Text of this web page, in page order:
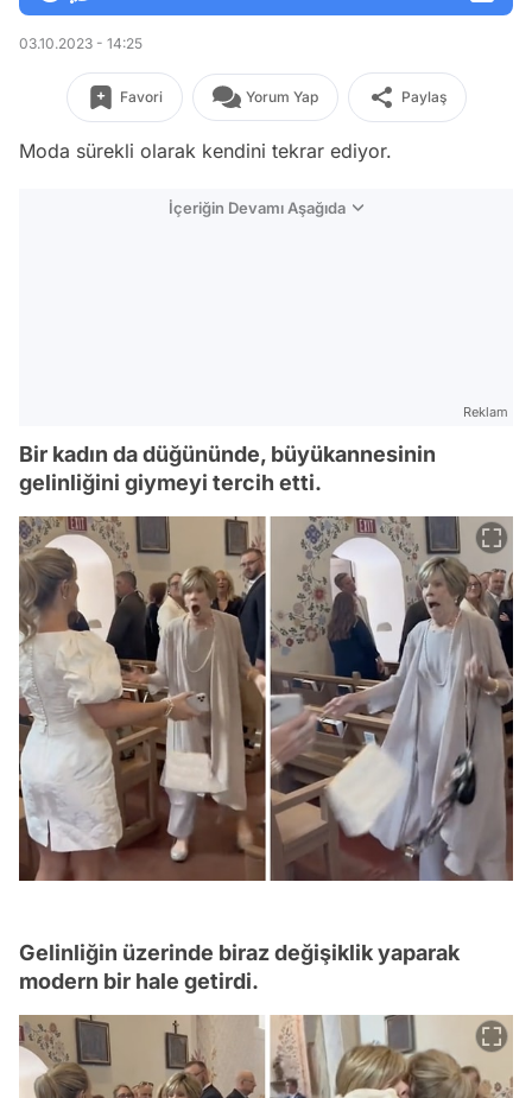
03.10.2023 - 14:25
Favori Yorum Yap Paylaş
Moda sürekli olarak kendini tekrar ediyor.
İçeriğin Devamı Aşağıda
Reklam
Bir kadın da düğününde, büyükannesinin
gelinliğini giymeyi tercih etti.
Gelinliğin üzerinde biraz değişiklik yaparak
modern bir hale getirdi.